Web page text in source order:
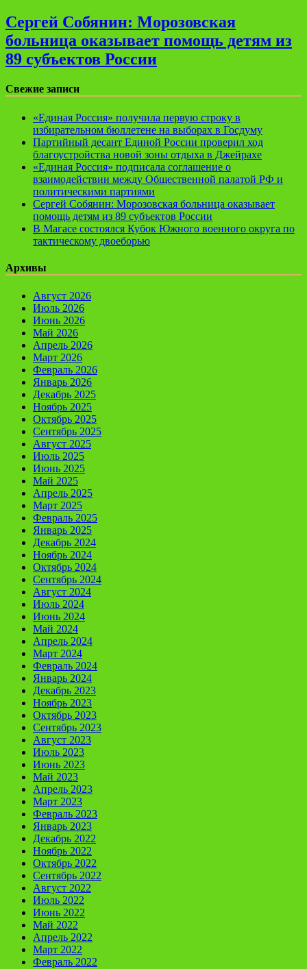
Сергей Собянин: Морозовская
больница оказывает помощь детям из
89 субъектов России
Свежие записи
«Единая Россия» получила первую строку в
избирательном бюллетене на выборах в Госдуму
Партийный десант Единой России проверил ход
благоустройства новой зоны отдыха в Джейрахе
«Единая Россия» подписала соглашение о
взаимодействии между Общественной палатой РФ и
политическими партиями
Сергей Собянин: Морозовская больница оказывает
помощь детям из 89 субъектов России
В Магасе состоялся Кубок Южного военного округа по
тактическому двоеборью
Архивы
Август 2026
Июль 2026
Июнь 2026
Май 2026
Апрель 2026
Март 2026
Февраль 2026
Январь 2026
Декабрь 2025
Ноябрь 2025
Октябрь 2025
Сентябрь 2025
Август 2025
Июль 2025
Июнь 2025
Май 2025
Апрель 2025
Март 2025
Февраль 2025
Январь 2025
Декабрь 2024
Ноябрь 2024
Октябрь 2024
Сентябрь 2024
Август 2024
Июль 2024
Июнь 2024
Май 2024
Апрель 2024
Март 2024
Февраль 2024
Январь 2024
Декабрь 2023
Ноябрь 2023
Октябрь 2023
Сентябрь 2023
Август 2023
Июль 2023
Июнь 2023
Май 2023
Апрель 2023
Март 2023
Февраль 2023
Январь 2023
Декабрь 2022
Ноябрь 2022
Октябрь 2022
Сентябрь 2022
Август 2022
Июль 2022
Июнь 2022
Май 2022
Апрель 2022
Март 2022
Февраль 2022